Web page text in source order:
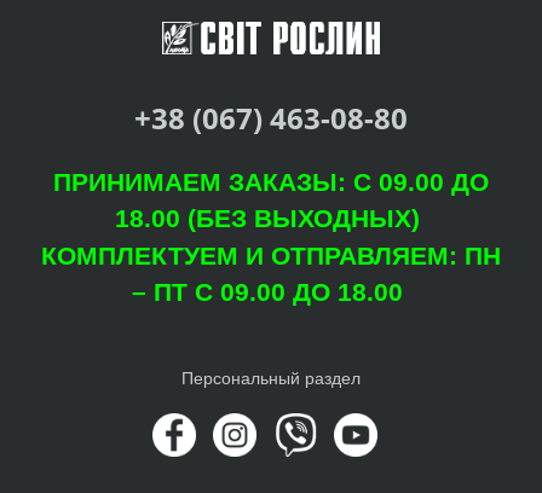
+38 (067) 463-08-80
ПРИНИМАЕМ ЗАКАЗЫ: С 09.00 ДО
18.00 (БЕЗ ВЫХОДНЫХ)
КОМПЛЕКТУЕМ И ОТПРАВЛЯЕМ: ПН
– ПТ С 09.00 ДО 18.00
Персональный раздел